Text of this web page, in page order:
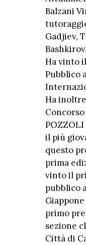
Balzani
Gadjiev,
Bashkirov.
Ha vinto
Pubblico
Ha
POZZOLI
il più
questo
prima
vinto il
pubblico
primo
sezione
Città di